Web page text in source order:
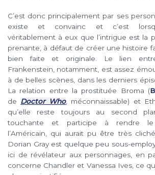
C’est donc principalement par ses
existe et convainc et c’est
véritablement à eux que l’intrigue est la
prenante, à défaut de créer une histoire
bien faite et originale. Le lien
Frankenstein, notamment, est assez
à de belles scènes, dans les derniers
La relation entre la prostituée Broma (
de Doctor Who, méconnaissable) et
qu’elle reste toujours au second
touchante et participe à rendre le
l’Américain, qui aurait pu être très
Dorian Gray est quelque peu sous-
ici de révélateur aux personnages, en
concerne Chandler et Vanessa Ives, ce